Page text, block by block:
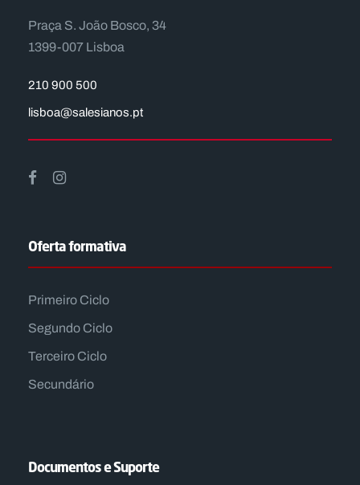
Praça S. João Bosco, 34
1399-007 Lisboa
210 900 500
lisboa@salesianos.pt
Oferta formativa
Primeiro Ciclo
Segundo Ciclo
Terceiro Ciclo
Secundário
Documentos e Suporte